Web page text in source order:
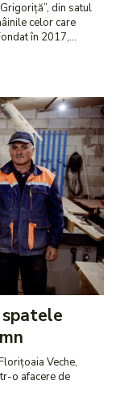
din satul
celor care
să învețe tainele meșteșugului autentic. Fondat în 2017,...
Veche,
o afacere de